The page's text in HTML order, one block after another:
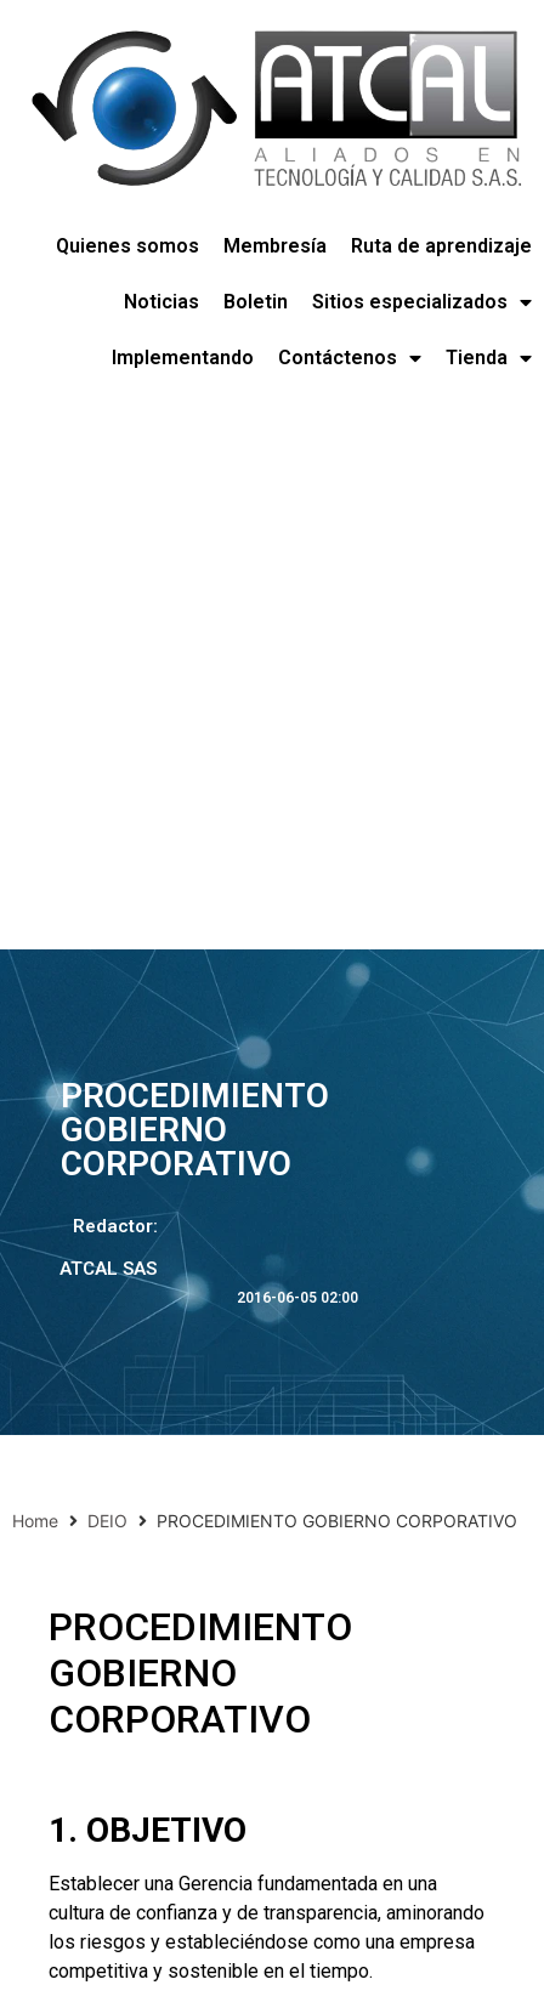
Quienes somos Membresía Ruta de aprendizaje
Noticias Boletin Sitios especializados
Implementando Contáctenos Tienda
PROCEDIMIENTO
GOBIERNO
CORPORATIVO
Redactor:
ATCAL SAS
2016-06-05 02:00
Home DEIO PROCEDIMIENTO GOBIERNO CORPORATIVO
PROCEDIMIENTO
GOBIERNO
CORPORATIVO
1. OBJETIVO
Establecer una Gerencia fundamentada en una
cultura de confianza y de transparencia, aminorando
los riesgos y estableciéndose como una empresa
competitiva y sostenible en el tiempo.